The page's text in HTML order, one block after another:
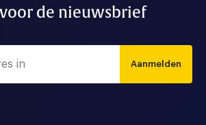
de nieuwsbrief
Aanmelden